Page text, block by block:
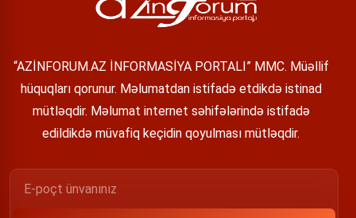
“AZİNFORUM.AZ İNFORMASİYA PORTALI” MMC. Müəllif
hüquqları qorunur. Məlumatdan istifadə etdikdə istinad
mütləqdir. Məlumat internet səhifələrində istifadə
edildikdə müvafiq keçidin qoyulması mütləqdir.